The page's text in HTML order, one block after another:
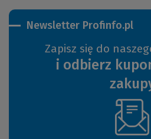
Newsletter Profinfo.pl
Zapisz się do
i odbierz
(Nowe
okno)